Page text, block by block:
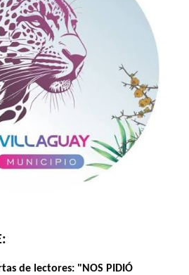
de lectores: "NOS PIDIÓ